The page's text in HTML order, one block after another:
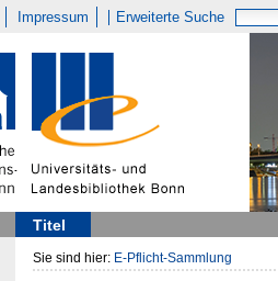
Impressum Erweiterte Suche
Titel
Sie sind hier: E-Pflicht-Sammlung